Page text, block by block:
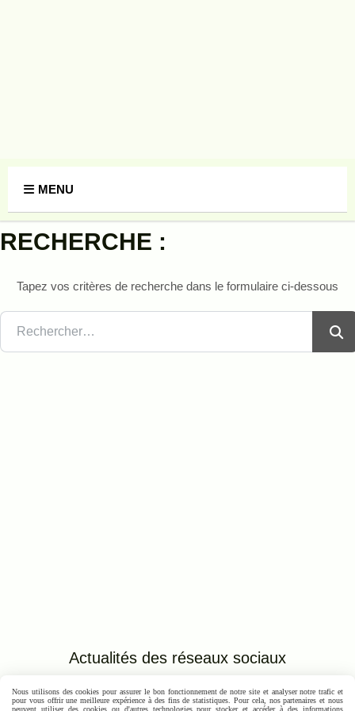
MENU
RECHERCHE :
Tapez vos critères de recherche dans le formulaire ci-dessous
Actualités des réseaux sociaux
Facebook est désactivé. Autoriser
Nous utilisons des cookies pour assurer le bon fonctionnement de notre site et analyser notre trafic et
pour vous offrir une meilleure expérience à des fins de statistiques. Pour cela, nos partenaires et nous
peuvent utiliser des cookies ou d'autres technologies pour stocker et accéder à des informations